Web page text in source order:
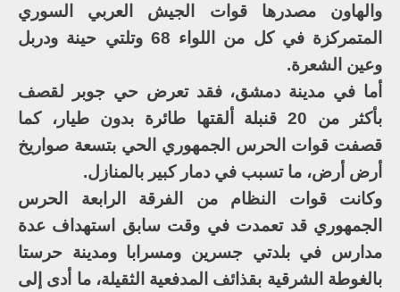
والهاون مصدرها قوات الجيش العربي السوري
المتمركزة في كل من اللواء 68 وتلتي حينة ودربل
وعين الشعرة.
أما في مدينة دمشق، فقد تعرض حي جوبر لقصف
بأكثر من 20 قنبلة ألقتها طائرة بدون طيار، كما
قصفت قوات الحرس الجمهوري الحي بتسعة صواريخ
أرض أرض، ما تسبب في دمار كبير بالمنازل.
وكانت قوات النظام من الفرقة الرابعة الحرس
الجمهوري قد تعمدت في وقت سابق استهداف عدة
مدارس في بلدتي جسرين ومسرابا ومدينة حرستا
بالغوطة الشرقية بقذائف المدفعية الثقيلة، ما أدى إلى